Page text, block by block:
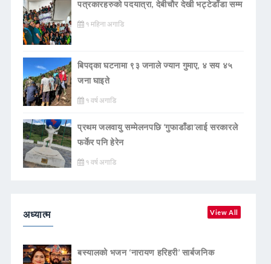
पत्रकारहरुको पदयात्रा, देबीचौर देखी भट्टेडाँडा सम्म
१ महिना अगाडि
बिपद्का घटनामा ९३ जनाले ज्यान गुमाए, ४ सय ४५
जना घाइते
१ वर्ष अगाडि
प्रथम जलवायु सम्मेलनपछि ‘गुफाडाँडा’लाई सरकारले
फर्केर पनि हेरेन
१ वर्ष अगाडि
अध्यात्म View All
बस्यालको भजन ‘नारायण हरिहरी’ सार्बजनिक